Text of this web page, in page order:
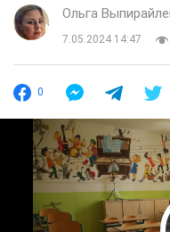
Ольга
7.05.2024 14:47
0